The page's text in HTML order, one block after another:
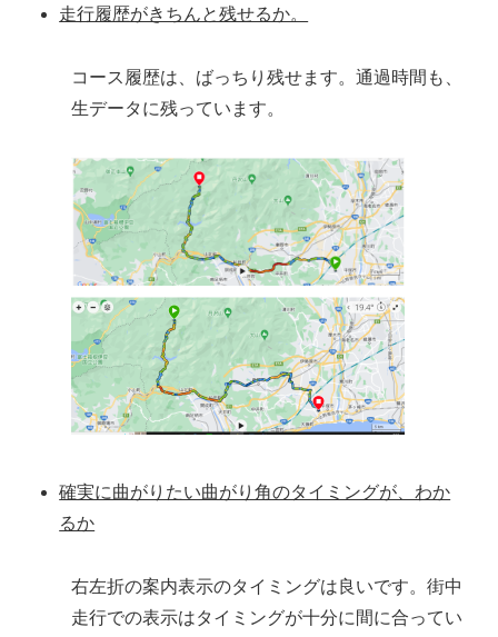
走行履歴がきちんと残せるか。
コース履歴は、ばっちり残せます。通過時間も、
生データに残っています。
確実に曲がりたい曲がり角のタイミングが、わか
るか
右左折の案内表示のタイミングは良いです。街中
走行での表示はタイミングが十分に間に合ってい